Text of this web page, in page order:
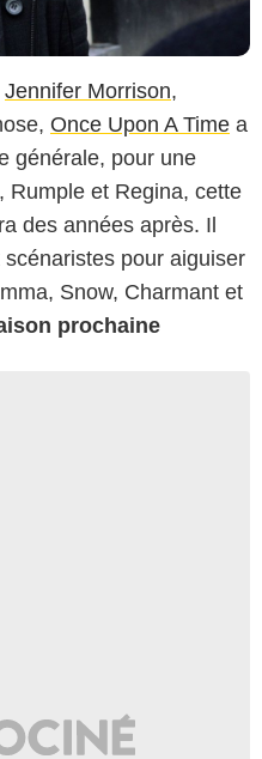
Jennifer Morrison,
Once Upon A Time a
générale, pour une
Rumple et Regina, cette
des années après. Il
pour aiguiser
Snow, Charmant et
prochaine